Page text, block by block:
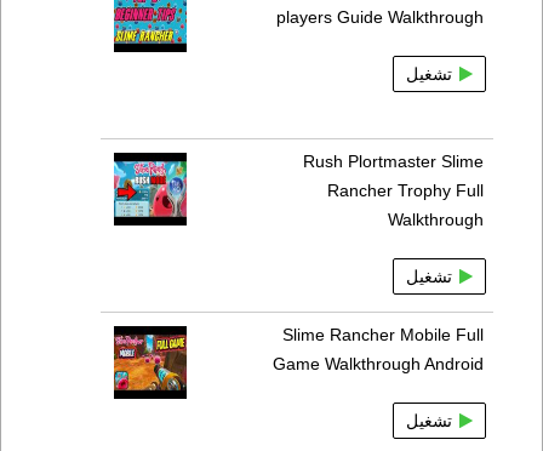
players Guide Walkthrough
تشغيل
Rush Plortmaster Slime
Rancher Trophy Full
Walkthrough
تشغيل
Slime Rancher Mobile Full
Game Walkthrough Android
تشغيل